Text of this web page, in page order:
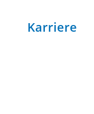
Karriere